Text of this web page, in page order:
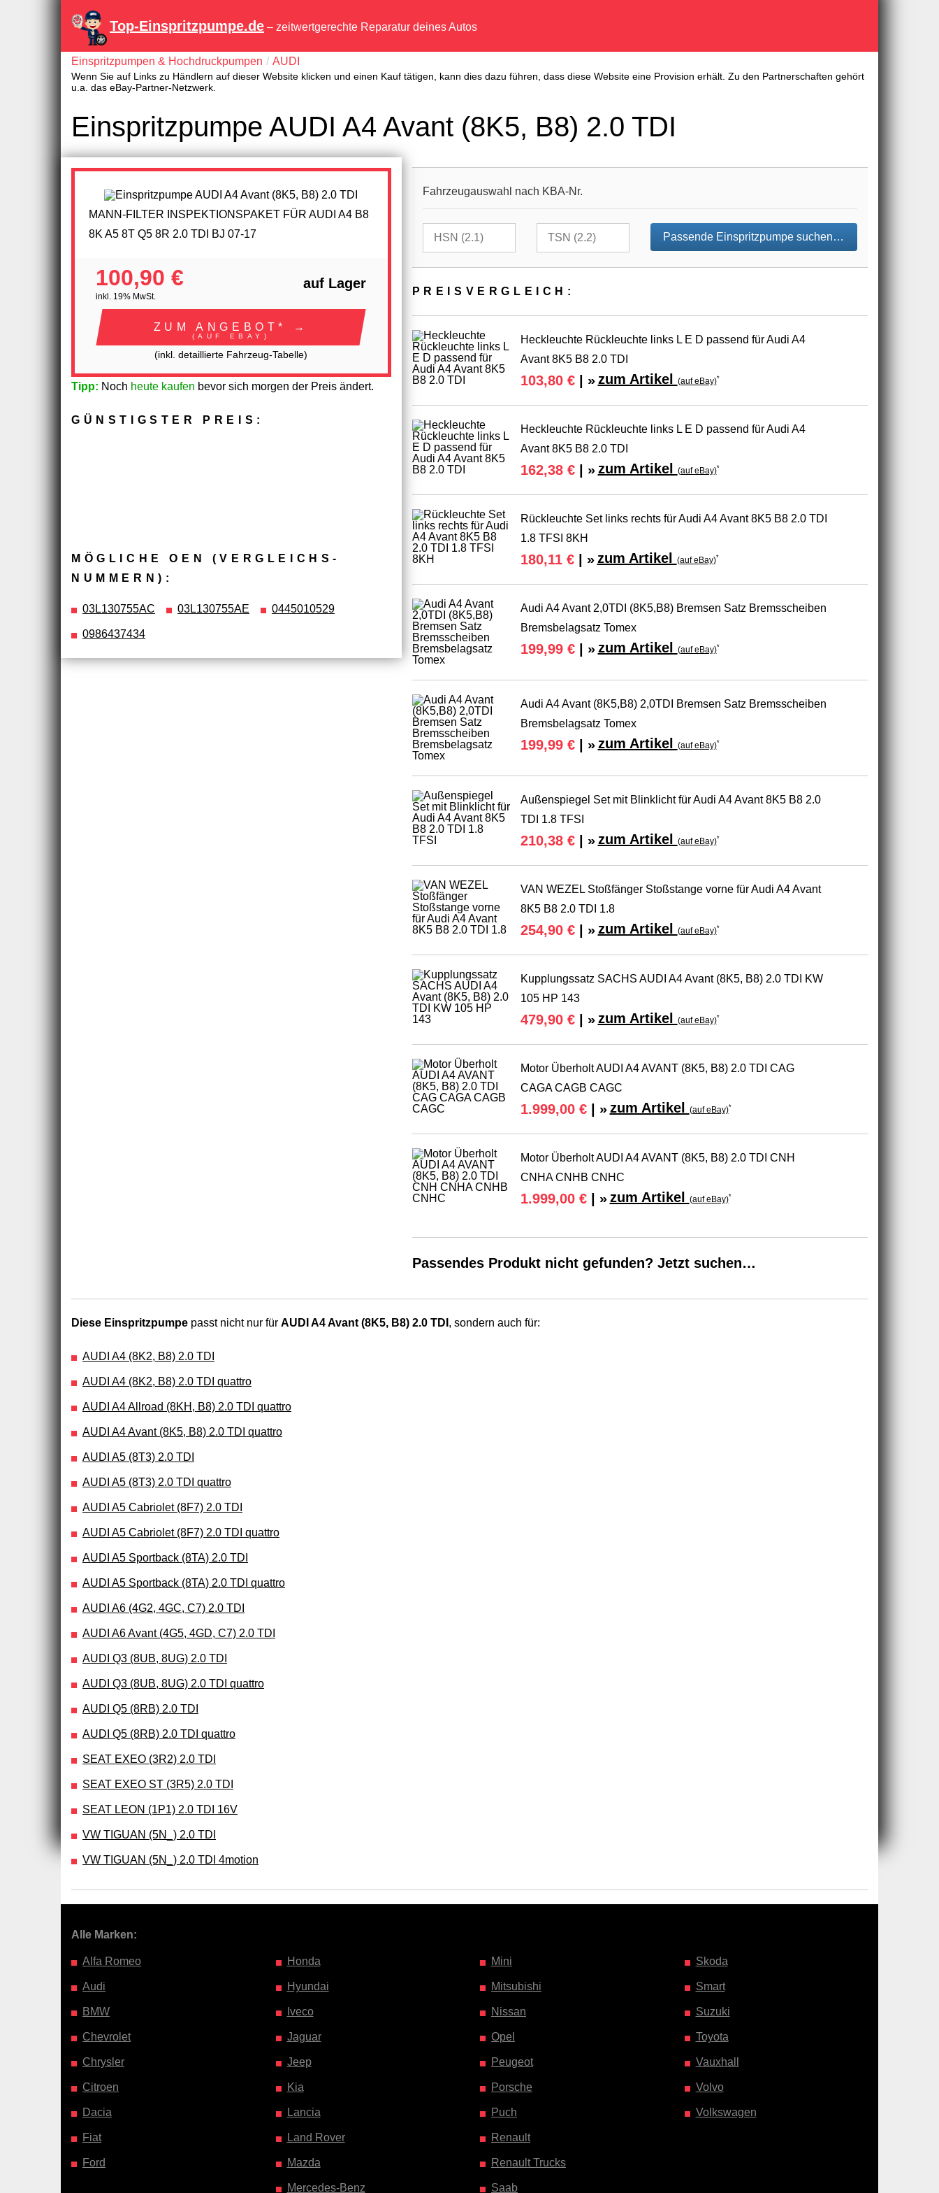
Top-Einspritzpumpe.de – zeitwertgerechte Reparatur deines Autos
Einspritzpumpen & Hochdruckpumpen AUDI
Wenn Sie auf Links zu Händlern auf dieser Website klicken und einen Kauf tätigen, kann dies dazu führen, dass diese Website eine Provision erhält. Zu den Partnerschaften gehört
u.a. das eBay-Partner-Netzwerk.
Einspritzpumpe AUDI A4 Avant (8K5, B8) 2.0 TDI
MANN-FILTER INSPEKTIONSPAKET FÜR AUDI A4 B8
8K A5 8T Q5 8R 2.0 TDI BJ 07-17
100,90 €
inkl. 19% MwSt.
auf Lager
ZUM ANGEBOT* →
(AUF EBAY)
(inkl. detaillierte Fahrzeug-Tabelle)
Tipp: Noch heute kaufen bevor sich morgen der Preis ändert.
GÜNSTIGSTER PREIS:
MÖGLICHE OEN (VERGLEICHS­
NUMMERN):
03L130755AC 03L130755AE 0445010529
0986437434
Fahrzeugauswahl nach KBA-Nr.
Passende Einspritzpumpe suchen…
PREIS­VER­GLEICH:
Heckleuchte Rückleuchte links L E D passend für Audi A4
Avant 8K5 B8 2.0 TDI
103,80 €| » zum Artikel (auf eBay)*
Heckleuchte Rückleuchte links L E D passend für Audi A4
Avant 8K5 B8 2.0 TDI
162,38 €| » zum Artikel (auf eBay)*
Rückleuchte Set links rechts für Audi A4 Avant 8K5 B8 2.0 TDI
1.8 TFSI 8KH
180,11 €| » zum Artikel (auf eBay)*
Audi A4 Avant 2,0TDI (8K5,B8) Bremsen Satz Bremsscheiben
Bremsbelagsatz Tomex
199,99 €| » zum Artikel (auf eBay)*
Audi A4 Avant (8K5,B8) 2,0TDI Bremsen Satz Bremsscheiben
Bremsbelagsatz Tomex
199,99 €| » zum Artikel (auf eBay)*
Außenspiegel Set mit Blinklicht für Audi A4 Avant 8K5 B8 2.0
TDI 1.8 TFSI
210,38 €| » zum Artikel (auf eBay)*
VAN WEZEL Stoßfänger Stoßstange vorne für Audi A4 Avant
8K5 B8 2.0 TDI 1.8
254,90 €| » zum Artikel (auf eBay)*
Kupplungssatz SACHS AUDI A4 Avant (8K5, B8) 2.0 TDI KW
105 HP 143
479,90 €| » zum Artikel (auf eBay)*
Motor Überholt AUDI A4 AVANT (8K5, B8) 2.0 TDI CAG
CAGA CAGB CAGC
1.999,00 €| » zum Artikel (auf eBay)*
Motor Überholt AUDI A4 AVANT (8K5, B8) 2.0 TDI CNH
CNHA CNHB CNHC
1.999,00 €| » zum Artikel (auf eBay)*
Passendes Produkt nicht gefunden? Jetzt suchen…
Diese Einspritzpumpe passt nicht nur für AUDI A4 Avant (8K5, B8) 2.0 TDI , sondern auch für:
AUDI A4 (8K2, B8) 2.0 TDI
AUDI A4 (8K2, B8) 2.0 TDI quattro
AUDI A4 Allroad (8KH, B8) 2.0 TDI quattro
AUDI A4 Avant (8K5, B8) 2.0 TDI quattro
AUDI A5 (8T3) 2.0 TDI
AUDI A5 (8T3) 2.0 TDI quattro
AUDI A5 Cabriolet (8F7) 2.0 TDI
AUDI A5 Cabriolet (8F7) 2.0 TDI quattro
AUDI A5 Sportback (8TA) 2.0 TDI
AUDI A5 Sportback (8TA) 2.0 TDI quattro
AUDI A6 (4G2, 4GC, C7) 2.0 TDI
AUDI A6 Avant (4G5, 4GD, C7) 2.0 TDI
AUDI Q3 (8UB, 8UG) 2.0 TDI
AUDI Q3 (8UB, 8UG) 2.0 TDI quattro
AUDI Q5 (8RB) 2.0 TDI
AUDI Q5 (8RB) 2.0 TDI quattro
SEAT EXEO (3R2) 2.0 TDI
SEAT EXEO ST (3R5) 2.0 TDI
SEAT LEON (1P1) 2.0 TDI 16V
VW TIGUAN (5N_) 2.0 TDI
VW TIGUAN (5N_) 2.0 TDI 4motion
Alle Marken:
Alfa Romeo
Audi
BMW
Chevrolet
Chrysler
Citroen
Dacia
Fiat
Ford
Honda
Hyundai
Iveco
Jaguar
Jeep
Kia
Lancia
Land Rover
Mazda
Mercedes-Benz
Mini
Mitsubishi
Nissan
Opel
Peugeot
Porsche
Puch
Renault
Renault Trucks
Saab
Skoda
Smart
Suzuki
Toyota
Vauxhall
Volvo
Volkswagen